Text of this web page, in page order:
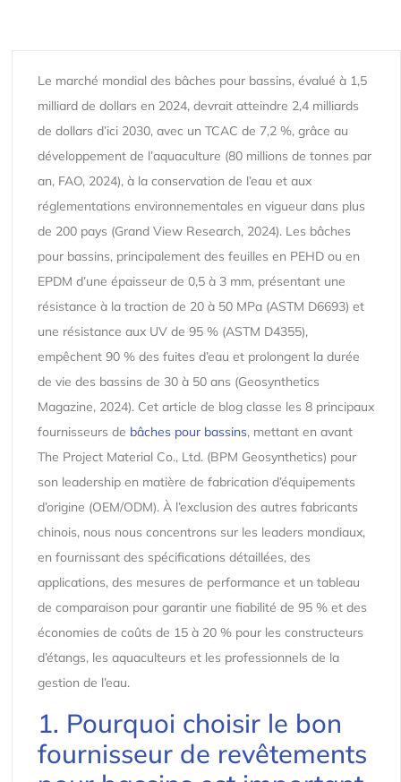
Le marché mondial des bâches pour bassins, évalué à 1,5
milliard de dollars en 2024, devrait atteindre 2,4 milliards
de dollars d’ici 2030, avec un TCAC de 7,2 %, grâce au
développement de l’aquaculture (80 millions de tonnes par
an, FAO, 2024), à la conservation de l’eau et aux
réglementations environnementales en vigueur dans plus
de 200 pays (Grand View Research, 2024). Les bâches
pour bassins, principalement des feuilles en PEHD ou en
EPDM d’une épaisseur de 0,5 à 3 mm, présentant une
résistance à la traction de 20 à 50 MPa (ASTM D6693) et
une résistance aux UV de 95 % (ASTM D4355),
empêchent 90 % des fuites d’eau et prolongent la durée
de vie des bassins de 30 à 50 ans (Geosynthetics
Magazine, 2024). Cet article de blog classe les 8 principaux
fournisseurs de bâches pour bassins, mettant en avant
The Project Material Co., Ltd. (BPM Geosynthetics) pour
son leadership en matière de fabrication d’équipements
d’origine (OEM/ODM). À l’exclusion des autres fabricants
chinois, nous nous concentrons sur les leaders mondiaux,
en fournissant des spécifications détaillées, des
applications, des mesures de performance et un tableau
de comparaison pour garantir une fiabilité de 95 % et des
économies de coûts de 15 à 20 % pour les constructeurs
d’étangs, les aquaculteurs et les professionnels de la
gestion de l’eau.
1. Pourquoi choisir le bon
fournisseur de revêtements